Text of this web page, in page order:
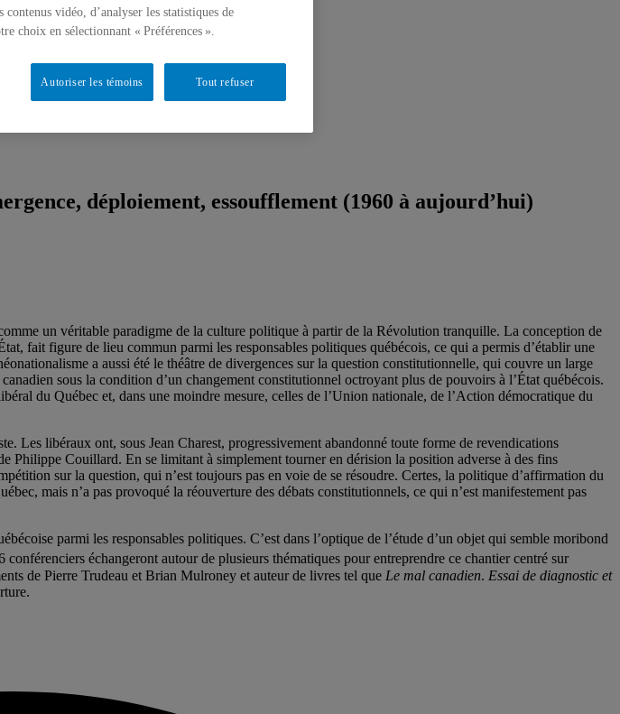
déploiement, essoufflement (1960 à aujourd’hui)
un véritable paradigme de la culture politique à partir de la Révolution tranquille. La conception de
fait figure de lieu commun parmi les responsables politiques québécois, ce qui a permis d’établir une
a aussi été le théâtre de divergences sur la question constitutionnelle, qui couvre un large
sous la condition d’un changement constitutionnel octroyant plus de pouvoirs à l’État québécois.
du Québec et, dans une moindre mesure, celles de l’Union nationale, de l’Action démocratique du
Les libéraux ont, sous Jean Charest, progressivement abandonné toute forme de revendications
Philippe Couillard. En se limitant à simplement tourner en dérision la position adverse à des fins
sur la question, qui n’est toujours pas en voie de se résoudre. Certes, la politique d’affirmation du
mais n’a pas provoqué la réouverture des débats constitutionnels, ce qui n’est manifestement pas
parmi les responsables politiques. C’est dans l’optique de l’étude d’un objet qui semble moribond
conférenciers échangeront autour de plusieurs thématiques pour entreprendre ce chantier centré sur
de Pierre Trudeau et Brian Mulroney et auteur de livres tel que Le mal canadien. Essai de diagnostic et
vidéo, d’analyser les statistiques de
choix en sélectionnant « Préférences ».
Tout refuser
Autoriser les témoins